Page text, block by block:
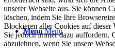
Menü Menü
unserer Webseite aus. Sie können
löschen, indem Sie Ihre
Blockieren aller Cookies auf dieser
Sie jedoch immer dazu auffordern,
abzulehnen, wenn Sie unsere